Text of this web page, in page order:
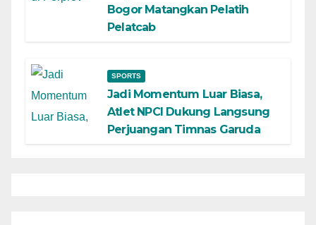
Bogor Matangkan Pelatih
Pelatcab
SPORTS
Jadi Momentum Luar Biasa,
Atlet NPCI Dukung Langsung
Perjuangan Timnas Garuda